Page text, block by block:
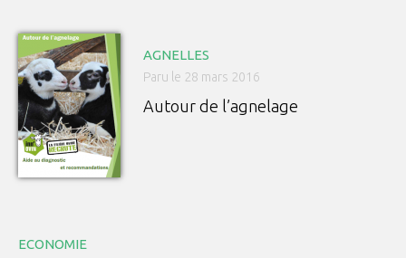
AGNELLES
Paru le 28 mars 2016
Autour de l’agnelage
ECONOMIE